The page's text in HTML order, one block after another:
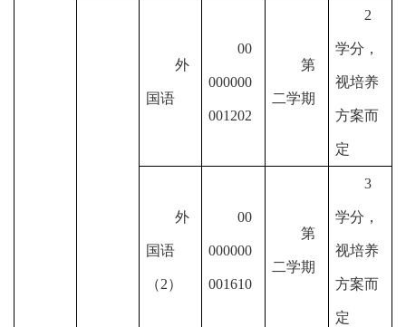
外
国语
00
000000
001202
第
二学期
2
学分，
视培养
方案而
定
外
国语
（2）
00
000000
001610
第
二学期
3
学分，
视培养
方案而
定